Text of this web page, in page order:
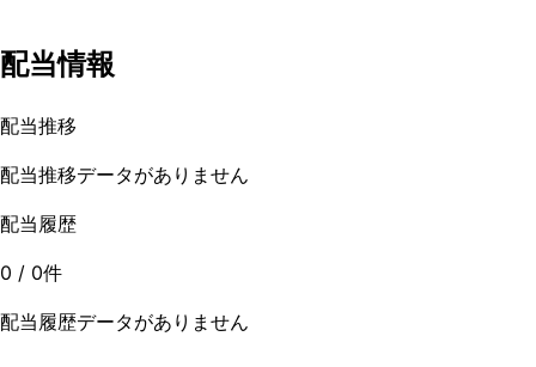
配当情報
配当推移
配当推移データがありません
配当履歴
0 / 0件
配当履歴データがありません